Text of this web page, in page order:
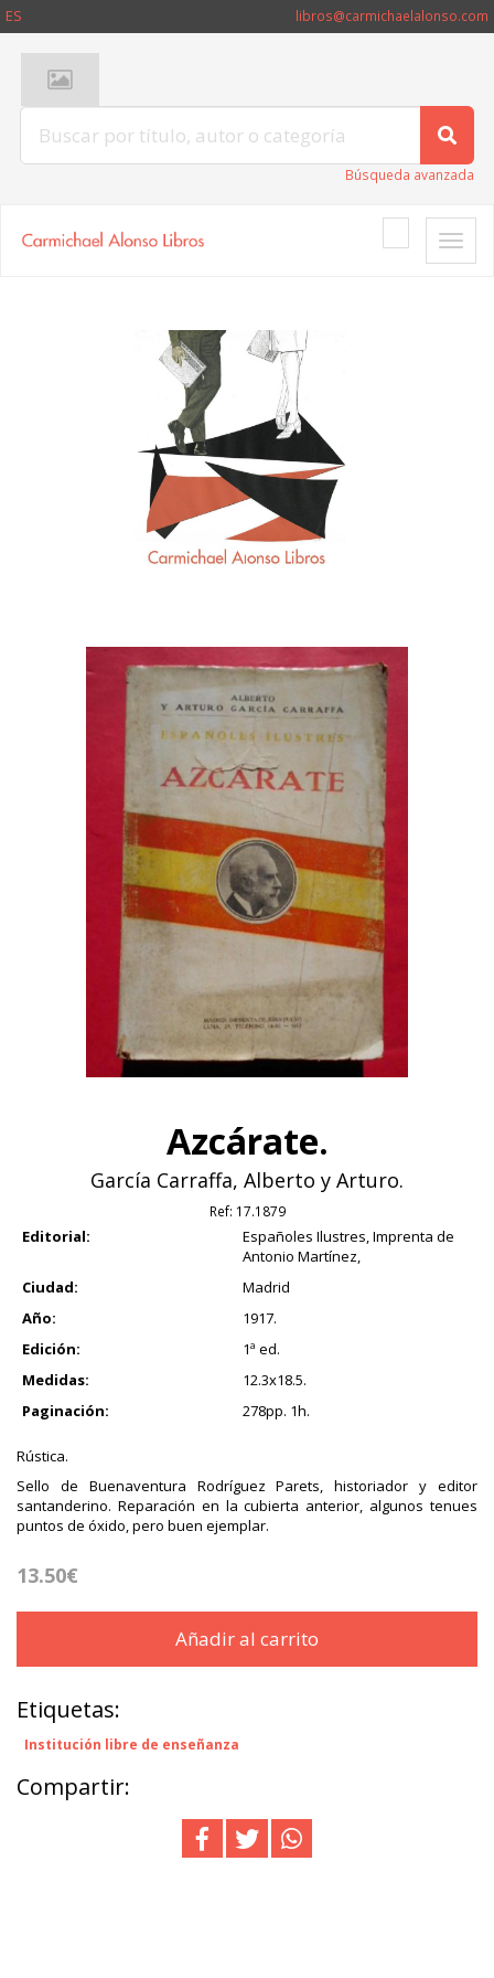
ES libros@carmichaelalonso.com
Búsqueda avanzada
Toggle
Azcárate.
García Carraffa, Alberto y Arturo.
Ref: 17.1879
Editorial:
Españoles Ilustres, Imprenta de
Antonio Martínez,
Ciudad:
Madrid
Año:
1917.
Edición:
1ª ed.
Medidas:
12.3x18.5.
Paginación:
278pp. 1h.
Rústica.
Sello de Buenaventura Rodríguez Parets, historiador y editor
santanderino. Reparación en la cubierta anterior, algunos tenues
puntos de óxido, pero buen ejemplar.
13.50€
Añadir al carrito
Etiquetas:
Institución libre de enseñanza
Compartir: